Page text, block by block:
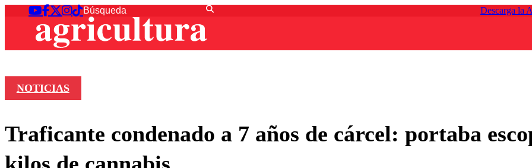
Descarga la
NOTICIAS
Traficante condenado a 7 años de cárcel: portaba